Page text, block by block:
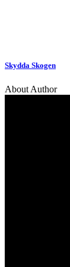
Skydda Skogen
About Author